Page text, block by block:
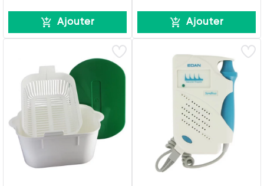
Ajouter Ajouter